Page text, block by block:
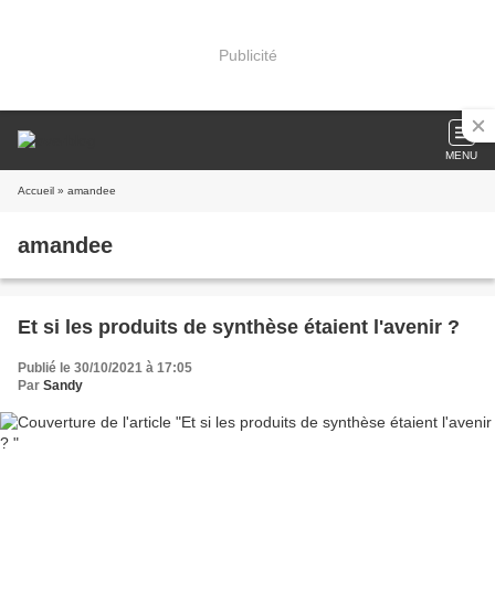
Publicité
MENU
Accueil » amandee
amandee
Et si les produits de synthèse étaient l'avenir ?
Publié le 30/10/2021 à 17:05
Par Sandy